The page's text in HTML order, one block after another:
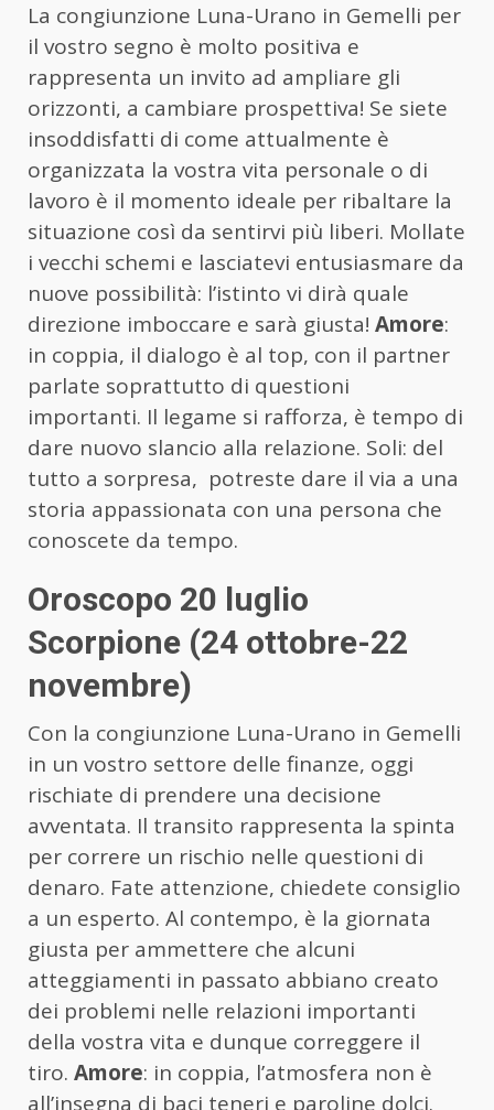
La congiunzione Luna-Urano in Gemelli per
il vostro segno è molto positiva e
rappresenta un invito ad ampliare gli
orizzonti, a cambiare prospettiva! Se siete
insoddisfatti di come attualmente è
organizzata la vostra vita personale o di
lavoro è il momento ideale per ribaltare la
situazione così da sentirvi più liberi. Mollate
i vecchi schemi e lasciatevi entusiasmare da
nuove possibilità: l’istinto vi dirà quale
direzione imboccare e sarà giusta! Amore:
in coppia, il dialogo è al top, con il partner
parlate soprattutto di questioni
importanti. Il legame si rafforza, è tempo di
dare nuovo slancio alla relazione. Soli: del
tutto a sorpresa, potreste dare il via a una
storia appassionata con una persona che
conoscete da tempo.
Oroscopo 20 luglio
Scorpione (24 ottobre-22
novembre)
Con la congiunzione Luna-Urano in Gemelli
in un vostro settore delle finanze, oggi
rischiate di prendere una decisione
avventata. Il transito rappresenta la spinta
per correre un rischio nelle questioni di
denaro. Fate attenzione, chiedete consiglio
a un esperto. Al contempo, è la giornata
giusta per ammettere che alcuni
atteggiamenti in passato abbiano creato
dei problemi nelle relazioni importanti
della vostra vita e dunque correggere il
tiro. Amore: in coppia, l’atmosfera non è
all’insegna di baci teneri e paroline dolci.